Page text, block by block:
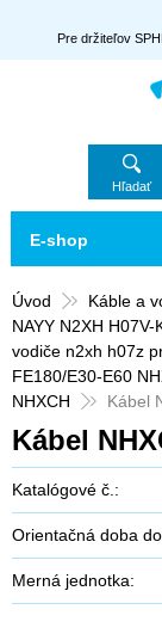
Pre držiteľov
Hľadať
Úvod
Káble a
NAYY N2XH H07V-
vodiče n2xh h07z
FE180/E30-E60
NHXCH
Kábel
Kábel
Katalógové č.:
Orientačná doba
Merná jednotka:
E-shop